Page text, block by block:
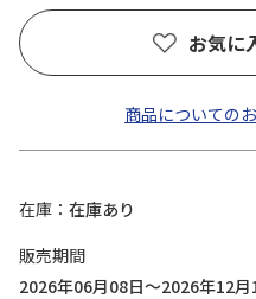
お気に
商品についての
在庫
在庫あり
販売期間
2026年06月08日～2026年12月